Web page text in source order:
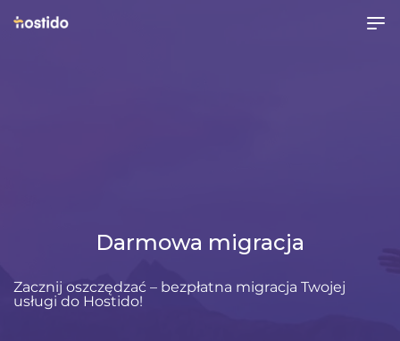
Darmowa migracja
Zacznij oszczędzać – bezpłatna migracja Twojej
usługi do Hostido!